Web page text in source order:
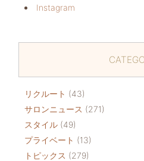
Instagram
リクルート (43)
サロンニュース (271)
スタイル (49)
プライベート (13)
トピックス (279)